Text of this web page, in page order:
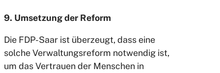
9. Umsetzung der Reform
Die FDP-Saar ist überzeugt, dass eine
solche Verwaltungsreform notwendig ist,
um das Vertrauen der Menschen in